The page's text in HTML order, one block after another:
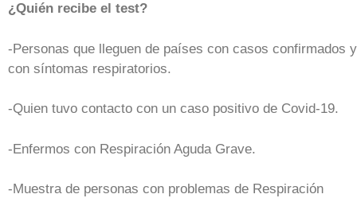
¿Quién recibe el test?
-Personas que lleguen de países con casos confirmados y
con síntomas respiratorios.
-Quien tuvo contacto con un caso positivo de Covid-19.
-Enfermos con Respiración Aguda Grave.
-Muestra de personas con problemas de Respiración